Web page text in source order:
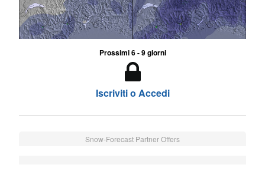
Prossimi 6 - 9 giorni
Iscriviti o Accedi
Snow-Forecast Partner Offers